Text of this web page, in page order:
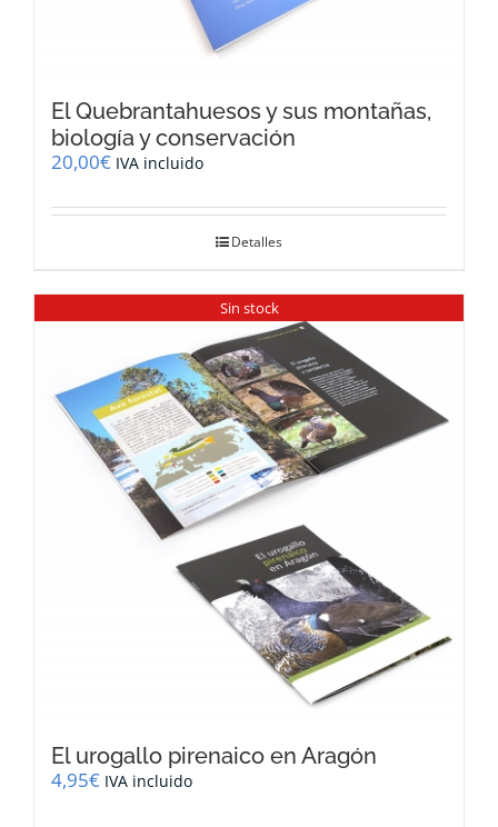
El Quebrantahuesos y sus montañas,
biología y conservación
20,00€ IVA incluido
Detalles
Sin stock
El urogallo pirenaico en Aragón
4,95€ IVA incluido